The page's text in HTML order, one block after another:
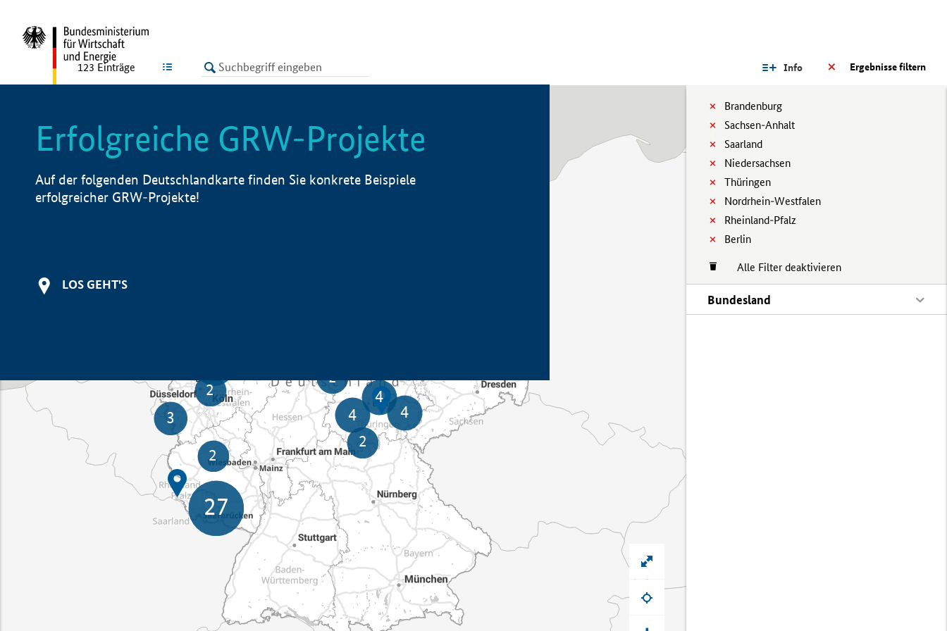
LISTE Ergebnisse filtern
Info
Brandenburg
Sachsen-Anhalt
Saarland
Niedersachsen
Thüringen
Nordrhein-Westfalen
Rheinland-Pfalz
Berlin
Alle Filter deaktivieren
Bundesland
123 Einträge
Erfolgreiche GRW-Projekte
Auf der folgenden Deutschlandkarte finden Sie konkrete Beispiele
erfolgreicher GRW-Projekte!
LOS GEHT'S